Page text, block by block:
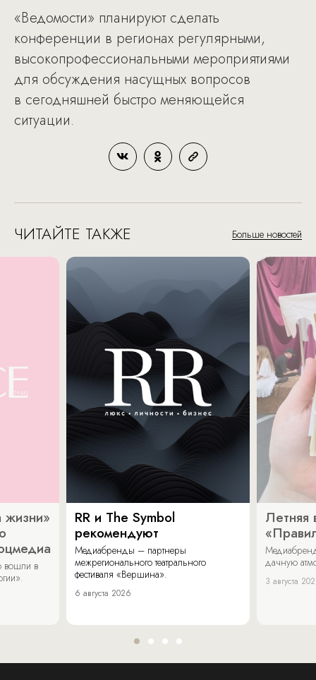
«Ведомости» планируют сделать
конференции в регионах регулярными,
высокопрофессиональными мероприятиями
для обсуждения насущных вопросов
в сегодняшней быстро меняющейся
ситуации.
ЧИТАЙТЕ ТАКЖЕ Больше новостей
жизни»
вошли в
RR и The Symbol
рекомендуют
Медиабренды – партнеры
межрегионального театрального
фестиваля «Вершина».
6 августа 2026
Летняя
дачную
3 августа